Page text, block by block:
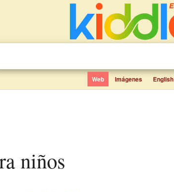
Web Imágenes English
niños